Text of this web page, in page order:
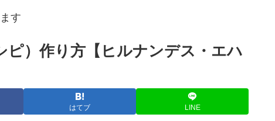
す
）作り方【ヒルナンデス・エハ
はてブ LINE